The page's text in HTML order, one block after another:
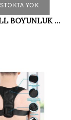
STOKTA YOK
BLUEWELL BOYUNLUK NELSON XL BY002